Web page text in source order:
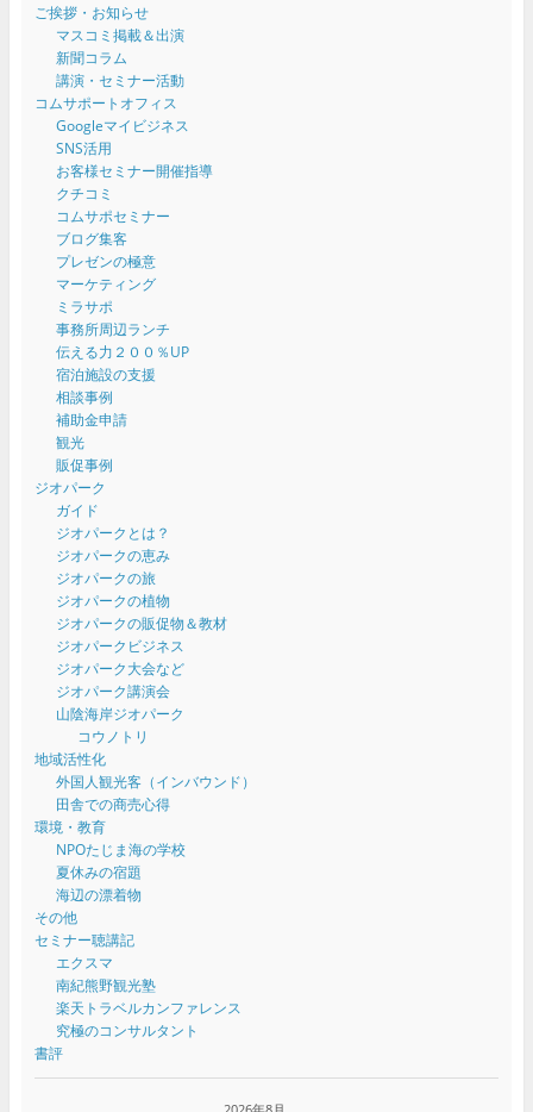
ご挨拶・お知らせ
マスコミ掲載＆出演
新聞コラム
講演・セミナー活動
コムサポートオフィス
Googleマイビジネス
SNS活用
お客様セミナー開催指導
クチコミ
コムサポセミナー
ブログ集客
プレゼンの極意
マーケティング
ミラサポ
事務所周辺ランチ
伝える力２００％UP
宿泊施設の支援
相談事例
補助金申請
観光
販促事例
ジオパーク
ガイド
ジオパークとは？
ジオパークの恵み
ジオパークの旅
ジオパークの植物
ジオパークの販促物＆教材
ジオパークビジネス
ジオパーク大会など
ジオパーク講演会
山陰海岸ジオパーク
コウノトリ
地域活性化
外国人観光客（インバウンド）
田舎での商売心得
環境・教育
NPOたじま海の学校
夏休みの宿題
海辺の漂着物
その他
セミナー聴講記
エクスマ
南紀熊野観光塾
楽天トラベルカンファレンス
究極のコンサルタント
書評